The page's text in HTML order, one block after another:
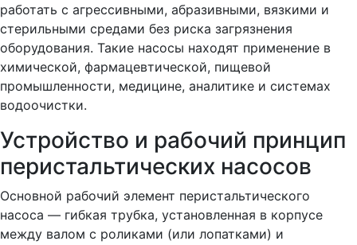
работать с агрессивными, абразивными, вязкими и
стерильными средами без риска загрязнения
оборудования. Такие насосы находят применение в
химической, фармацевтической, пищевой
промышленности, медицине, аналитике и системах
водоочистки.
Устройство и рабочий принцип
перистальтических насосов
Основной рабочий элемент перистальтического
насоса — гибкая трубка, установленная в корпусе
между валом с роликами (или лопатками) и